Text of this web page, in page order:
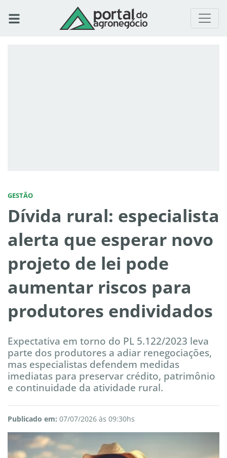
GESTÃO
Dívida rural: especialista
alerta que esperar novo
projeto de lei pode
aumentar riscos para
produtores endividados
Expectativa em torno do PL 5.122/2023 leva
parte dos produtores a adiar renegociações,
mas especialistas defendem medidas
imediatas para preservar crédito, patrimônio
e continuidade da atividade rural.
Publicado em: 07/07/2026 às 09:30hs